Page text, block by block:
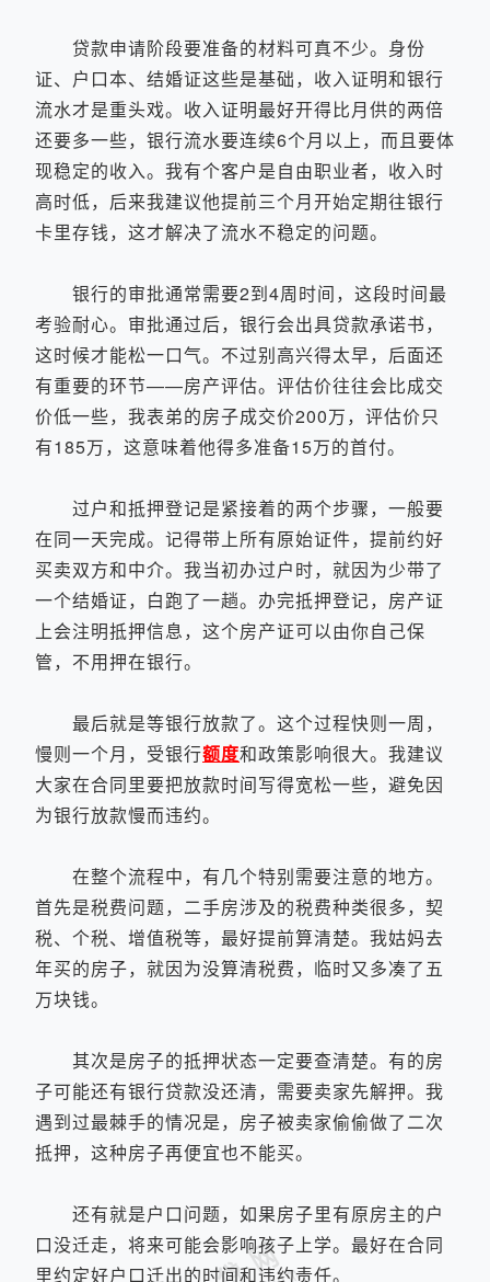
贷款申请阶段要准备的材料可真不少。身份
证、户口本、结婚证这些是基础，收入证明和银行
流水才是重头戏。收入证明最好开得比月供的两倍
还要多一些，银行流水要连续6个月以上，而且要体
现稳定的收入。我有个客户是自由职业者，收入时
高时低，后来我建议他提前三个月开始定期往银行
卡里存钱，这才解决了流水不稳定的问题。
银行的审批通常需要2到4周时间，这段时间最
考验耐心。审批通过后，银行会出具贷款承诺书，
这时候才能松一口气。不过别高兴得太早，后面还
有重要的环节——房产评估。评估价往往会比成交
价低一些，我表弟的房子成交价200万，评估价只
有185万，这意味着他得多准备15万的首付。
过户和抵押登记是紧接着的两个步骤，一般要
在同一天完成。记得带上所有原始证件，提前约好
买卖双方和中介。我当初办过户时，就因为少带了
一个结婚证，白跑了一趟。办完抵押登记，房产证
上会注明抵押信息，这个房产证可以由你自己保
管，不用押在银行。
最后就是等银行放款了。这个过程快则一周，
慢则一个月，受银行额度和政策影响很大。我建议
大家在合同里要把放款时间写得宽松一些，避免因
为银行放款慢而违约。
在整个流程中，有几个特别需要注意的地方。
首先是税费问题，二手房涉及的税费种类很多，契
税、个税、增值税等，最好提前算清楚。我姑妈去
年买的房子，就因为没算清税费，临时又多凑了五
万块钱。
其次是房子的抵押状态一定要查清楚。有的房
子可能还有银行贷款没还清，需要卖家先解押。我
遇到过最棘手的情况是，房子被卖家偷偷做了二次
抵押，这种房子再便宜也不能买。
还有就是户口问题，如果房子里有原房主的户
口没迁走，将来可能会影响孩子上学。最好在合同
里约定好户口迁出的时间和违约责任。